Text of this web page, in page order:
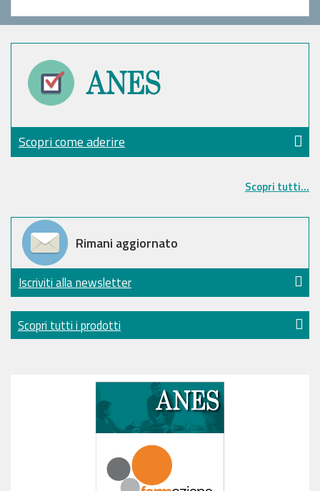
Scopri come aderire
Scopri tutti...
Rimani aggiornato
Iscriviti alla newsletter
Scopri tutti i prodotti